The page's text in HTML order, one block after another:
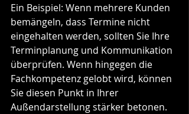
Ein Beispiel: Wenn mehrere Kunden
bemängeln, dass Termine nicht
eingehalten werden, sollten Sie Ihre
Terminplanung und Kommunikation
überprüfen. Wenn hingegen die
Fachkompetenz gelobt wird, können
Sie diesen Punkt in Ihrer
Außendarstellung stärker betonen.